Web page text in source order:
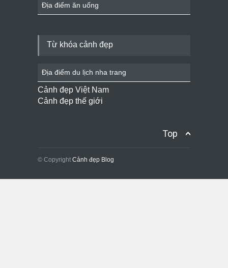
Địa điểm ăn uống
Từ khóa cảnh đẹp
Địa điểm du lịch nha trang
Cảnh đẹp Việt Nam
Cảnh đẹp thế giới
Top
© Copyright Cảnh đẹp Blog